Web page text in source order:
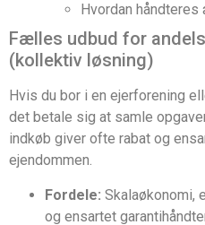
Hvordan
Fælles udbud for
(kollektiv løsning)
Hvis du bor i en ejerforening
det betale sig at samle
indkøb giver ofte rabat og
ejendommen.
Fordele: Skalaøkonomi,
og ensartet